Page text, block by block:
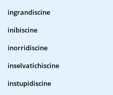
ingrandiscine
inibiscine
inorridiscine
inselvatichiscine
instupidiscine